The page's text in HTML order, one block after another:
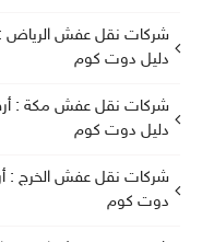
دليل دوت كوم
دليل دوت كوم
دوت كوم